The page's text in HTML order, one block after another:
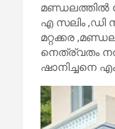
മണ്ഡലത്തിൽ
എ സലിം ,ഡി
മറ്റക്കര
നെത്ര്വതം
ഷാനിച്ചനെ